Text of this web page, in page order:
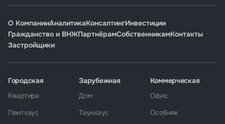
О КомпанииАналитикаКонсалтингИнвестиции
Гражданство и ВНЖПартнёрамСобственникамКонтакты
Застройщики
Городская
Квартира
Пентхаус
Зарубежная
Дом
Таунхаус
Коммерческая
Офис
Особняк